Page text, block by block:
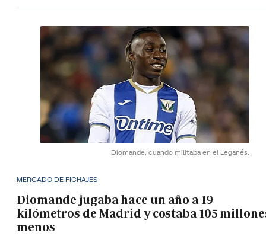
Diomande, cuando militaba en el Leganés.
MERCADO DE FICHAJES
Diomande jugaba hace un año a 19
kilómetros de Madrid y costaba 105
menos